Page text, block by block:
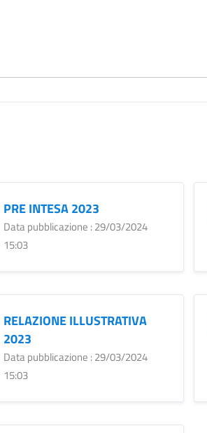
PRE INTESA 2023
Data pubblicazione : 29/03/2024
15:03
RELAZIONE ILLUSTRATIVA
2023
Data pubblicazione : 29/03/2024
15:03